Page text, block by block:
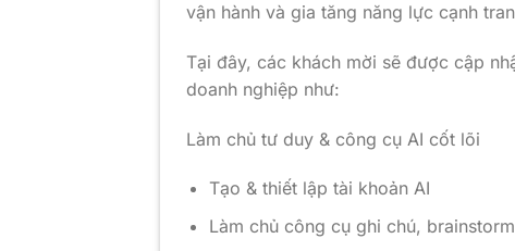
vận hành và gia tăng năng lực cạnh
Tại đây, các khách mời sẽ được cập
doanh nghiệp như:
Làm chủ tư duy & công cụ AI cốt lõi
Tạo & thiết lập tài khoản AI
Làm chủ công cụ ghi chú,